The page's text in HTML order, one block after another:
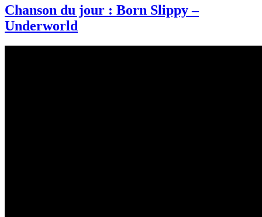
Chanson du jour : Born Slippy –
Underworld